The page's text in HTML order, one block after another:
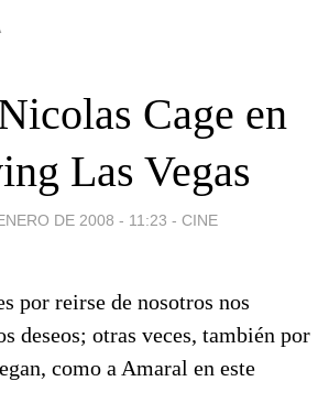
Cage en
Las Vegas
DE 2008 - 11:23 - CINE
por reirse de nosotros nos
deseos; otras veces, también por
como a Amaral en este